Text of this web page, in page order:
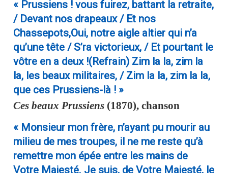
« Prussiens ! vous fuirez, battant la retraite,
/ Devant nos drapeaux / Et nos
Chassepots,Oui, notre aigle altier qui n’a
qu’une tête / S’ra victorieux, / Et pourtant le
vôtre en a deux !(Refrain) Zim la la, zim la
la, les beaux militaires, / Zim la la, zim la la,
que ces Prussiens-là ! »
Ces beaux Prussiens (1870), chanson
« Monsieur mon frère, n’ayant pu mourir au
milieu de mes troupes, il ne me reste qu’à
remettre mon épée entre les mains de
Votre Majesté. Je suis, de Votre Majesté, le